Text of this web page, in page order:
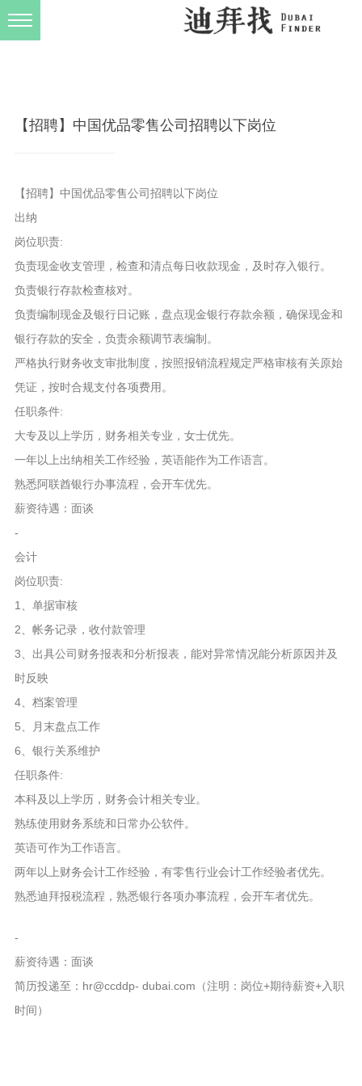
【招聘】中国优品零售公司招聘以下岗位
【招聘】中国优品零售公司招聘以下岗位
出纳
岗位职责:
负责现金收支管理，检查和清点每日收款现金，及时存入银行。
负责银行存款检查核对。
负责编制现金及银行日记账，盘点现金银行存款余额，确保现金和
银行存款的安全，负责余额调节表编制。
严格执行财务收支审批制度，按照报销流程规定严格审核有关原始
凭证，按时合规支付各项费用。
任职条件:
大专及以上学历，财务相关专业，女士优先。
一年以上出纳相关工作经验，英语能作为工作语言。
熟悉阿联酋银行办事流程，会开车优先。
薪资待遇：面谈
-
会计
岗位职责:
1、单据审核
2、帐务记录，收付款管理
3、出具公司财务报表和分析报表，能对异常情况能分析原因并及
时反映
4、档案管理
5、月末盘点工作
6、银行关系维护
任职条件:
本科及以上学历，财务会计相关专业。
熟练使用财务系统和日常办公软件。
英语可作为工作语言。
两年以上财务会计工作经验，有零售行业会计工作经验者优先。
熟悉迪拜报税流程，熟悉银行各项办事流程，会开车者优先。
-
薪资待遇：面谈
简历投递至：hr@ccddp- dubai.com（注明：岗位+期待薪资+入职
时间）